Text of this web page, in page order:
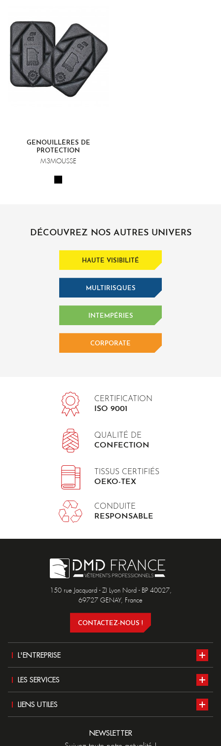
GENOUILLÈRES DE
PROTECTION
M3MOUSSE
DÉCOUVREZ NOS AUTRES UNIVERS
HAUTE VISIBILITÉ
MULTIRISQUES
INTEMPÉRIES
CORPORATE
CERTIFICATION
ISO 9001
QUALITÉ DE
CONFECTION
TISSUS CERTIFIÉS
OEKO-TEX
CONDUITE
RESPONSABLE
150 rue Jacquard - ZI Lyon Nord - BP 40027,
69727 GENAY, France
CONTACTEZ-NOUS !
L'ENTREPRISE
Nos ateliers
LES SERVICES
Normes EPI
LIENS UTILES
Devenir distributeur DMD
NEWSLETTER